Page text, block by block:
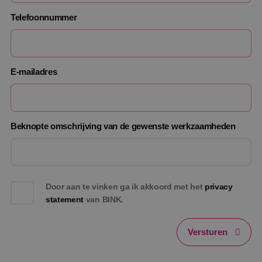
Telefoonnummer
E-mailadres
Beknopte omschrijving van de gewenste werkzaamheden
Door aan te vinken ga ik akkoord met het privacy
statement van BINK.
Versturen
PHPSESSID
Google Privacy Policy